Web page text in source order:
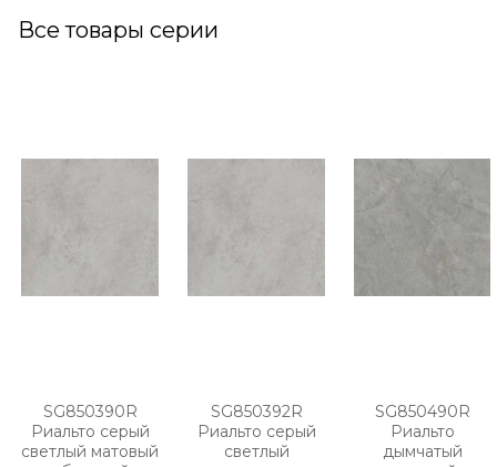
Все товары серии
SG850390R
Риальто серый
светлый матовый
SG850392R
Риальто серый
светлый
SG850490R
Риальто
дымчатый